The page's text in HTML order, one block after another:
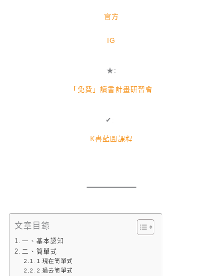
官方
IG
★:
「免費」讀書計畫研習會
✔:
K書藍圖課程
文章目錄
一、基本認知
二、簡單式
1.現在簡單式
2.過去簡單式